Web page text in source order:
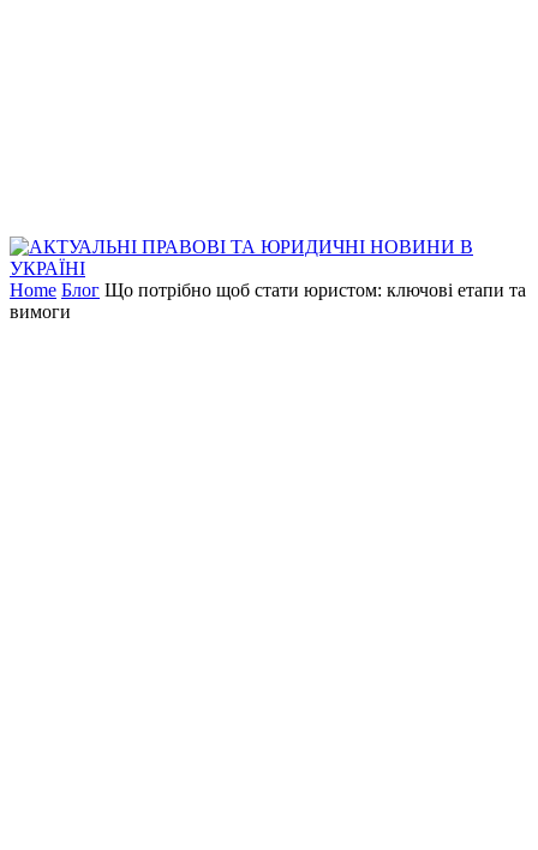
Home Блог Що потрібно щоб стати юристом: ключові етапи та
вимоги